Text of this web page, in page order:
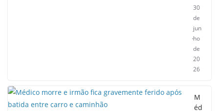
30
de
jun
ho
de
20
26
M
éd